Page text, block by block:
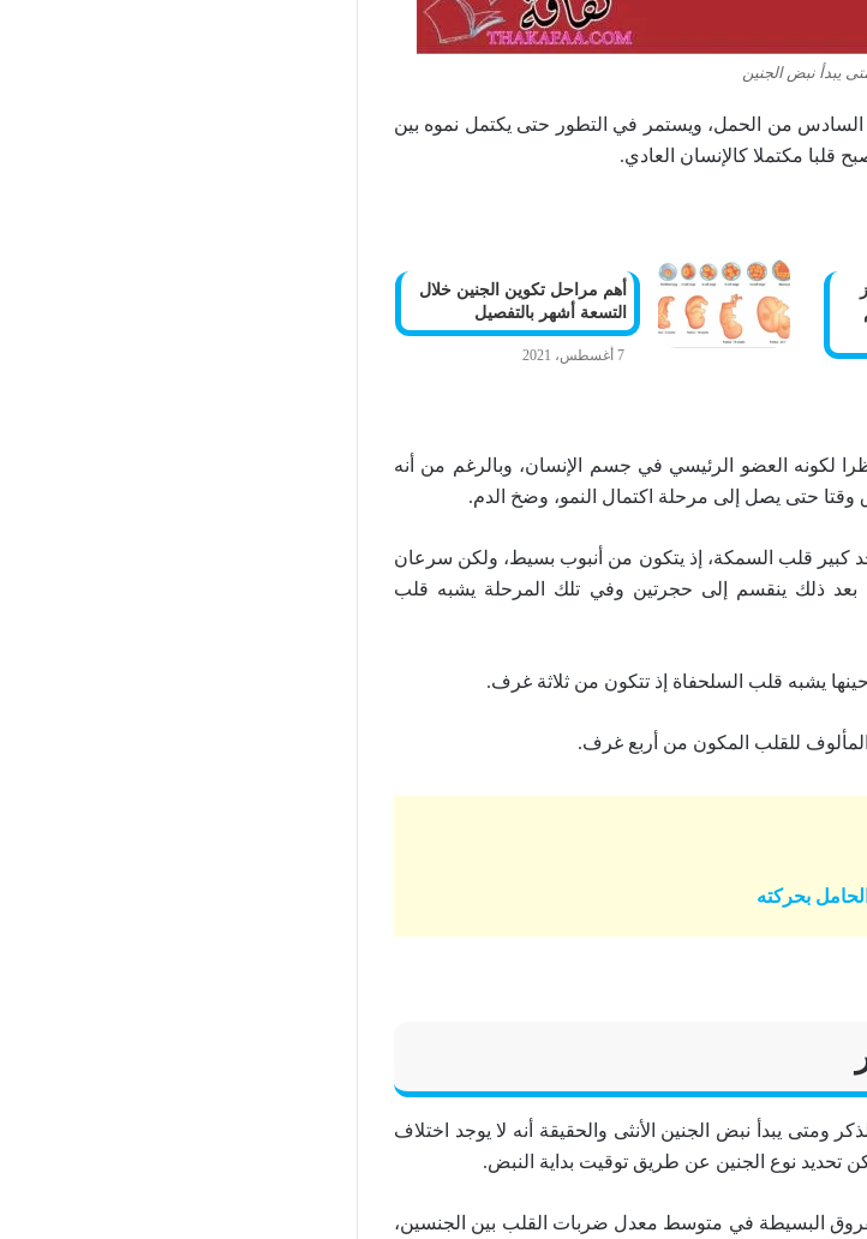
يبدأ نبض الجنين
السادس من الحمل، ويستمر في التطور حتى يكتمل نموه بين
قلبا مكتملا كالإنسان العادي.
أهم مراحل تكوين الجنين خلال
التسعة أشهر بالتفصيل
7 أغسطس، 2021
لكونه العضو الرئيسي في جسم الإنسان، وبالرغم من أنه
وقتا حتى يصل إلى مرحلة اكتمال النمو، وضخ الدم.
كبير قلب السمكة، إذ يتكون من أنبوب بسيط، ولكن سرعان
بعد ذلك ينقسم إلى حجرتين وفي تلك المرحلة يشبه قلب
وحينها يشبه قلب السلحفاة إذ تتكون من ثلاثة غرف.
للقلب المكون من أربع غرف.
بحركته
ومتى يبدأ نبض الجنين الأنثى والحقيقة أنه لا يوجد اختلاف
تحديد نوع الجنين عن طريق توقيت بداية النبض.
البسيطة في متوسط معدل ضربات القلب بين الجنسين،